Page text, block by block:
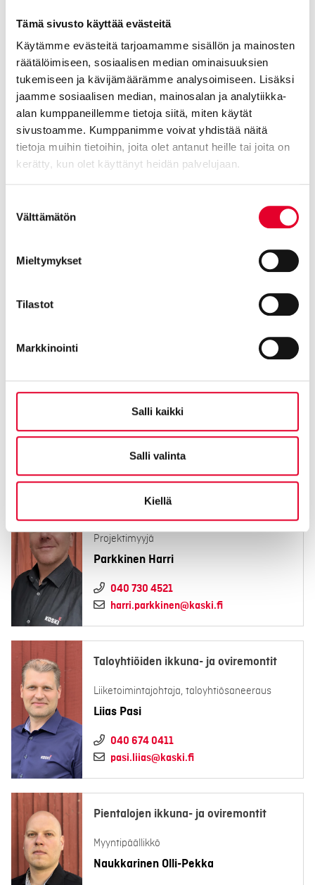
Tämä sivusto käyttää evästeitä
Käytämme evästeitä tarjoamamme sisällön ja mainosten
räätälöimiseen, sosiaalisen median ominaisuuksien
tukemiseen ja kävijämäärämme analysoimiseen. Lisäksi
jaamme sosiaalisen median, mainosalan ja analytiikka-
alan kumppaneillemme tietoja siitä, miten käytät
sivustoamme. Kumppanimme voivat yhdistää näitä
tietoja muihin tietoihin, joita olet antanut heille tai joita on
kerätty, kun olet käyttänyt heidän palvelujaan.
valinta
Välttämätön
Mieltymykset
Tilastot
Markkinointi
Salli kaikki
Salli valinta
Kiellä
Asiakkuusjohtaja
Kallunki Tiila
040 5823 357
tiila.kallunki@kaski.fi
Taloyhtiöiden ikkuna- ja oviremontit
Pirinen Raine
040 1940 753
raine.pirinen@kaski.fi
Rakennusliikkeet
Projektimyyjä
Parkkinen Harri
040 730 4521
harri.parkkinen@kaski.fi
Taloyhtiöiden ikkuna- ja oviremontit
Liiketoimintajohtaja, taloyhtiösaneeraus
Liias Pasi
040 674 0411
pasi.liias@kaski.fi
Pientalojen ikkuna- ja oviremontit
Myyntipäällikkö
Naukkarinen Olli-Pekka